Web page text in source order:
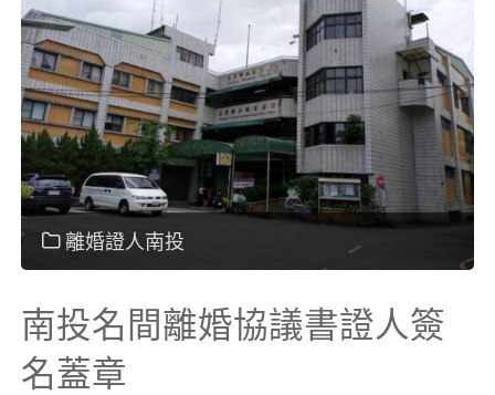
愛
鄉
離
婚
離婚證人南投
南投名間離婚協議書證人簽
名蓋章